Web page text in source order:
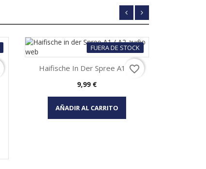
FUERA DE STOCK
Vista rápida
Haifische In Der Spree A1 /...
Precio
9,99 €
AÑADIR AL CARRITO
favorite_border